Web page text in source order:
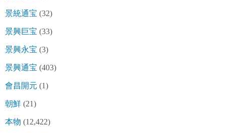
景統通宝 (32)
景興巨宝 (33)
景興永宝 (3)
景興通宝 (403)
會昌開元 (1)
朝鮮 (21)
本物 (12,422)